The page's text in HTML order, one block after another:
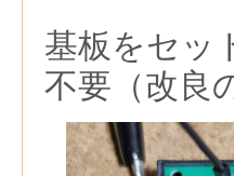
基板をセッ
不要（改良